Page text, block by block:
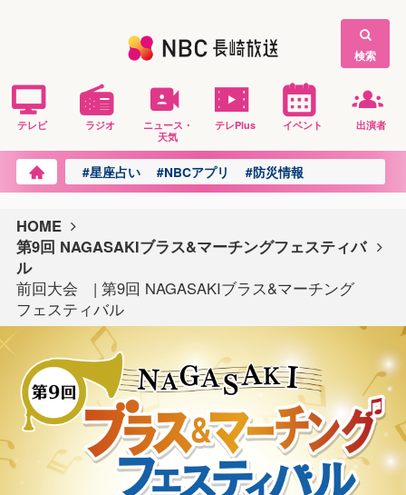
検索
テレビ ラジオ
ニュース・
天気
テレPlus イベント 出演者
#星座占い #NBCアプリ #防災情報
HOME
第9回 NAGASAKIブラス&マーチングフェスティバ
ル
前回大会 | 第9回 NAGASAKIブラス&マーチング
フェスティバル